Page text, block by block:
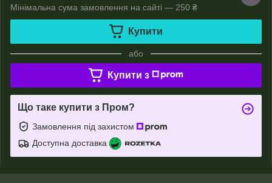
Мінімальна сума замовлення на сайті — 250 ₴
Купити
або
Купити з
Що таке купити з Пром?
Замовлення під захистом
Доступна доставка